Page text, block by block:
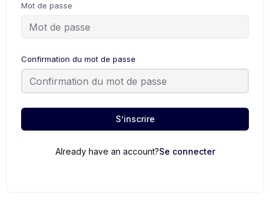
Mot de passe
Confirmation du mot de passe
S’inscrire
Already have an account?Se connecter